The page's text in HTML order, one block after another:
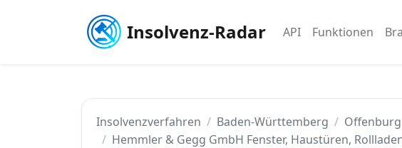
Insolvenz-Radar API Funktionen
Insolvenzverfahren Baden-Württemberg
Offenburg
Hemmler & Gegg GmbH Fenster, Haustüren,